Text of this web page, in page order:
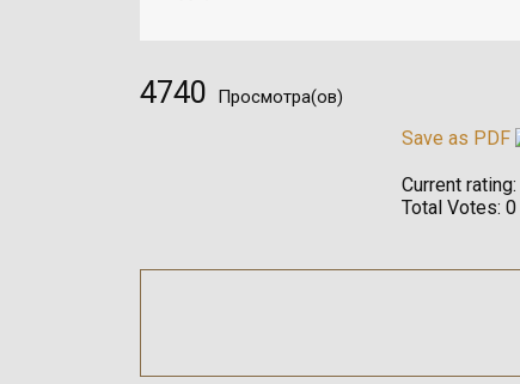
Save as PDF
Current rating:
Total Votes: 0
4740 Просмотра(ов)